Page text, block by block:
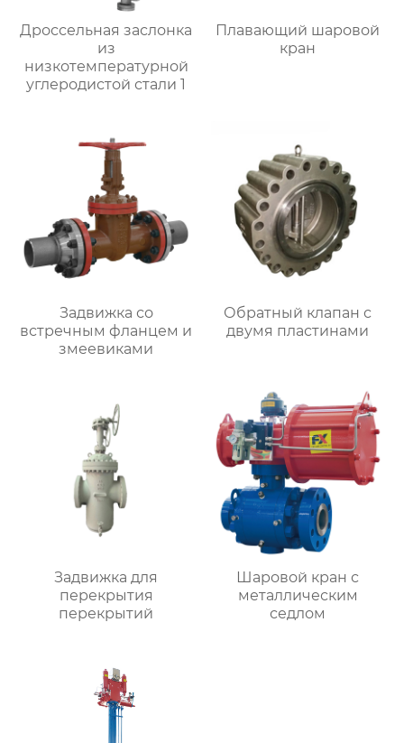
Дроссельная заслонка
из
низкотемпературной
углеродистой стали 1
Плавающий шаровой
кран
Задвижка со
встречным фланцем и
змеевиками
Обратный клапан с
двумя пластинами
Задвижка для
перекрытия
перекрытий
Шаровой кран с
металлическим
седлом